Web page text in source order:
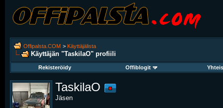
Offipalsta.COM > Käyttäjälista
Käyttäjän "TaskilaO" profiili
Rekisteröidy Offiblogit
TaskilaO
Jäsen